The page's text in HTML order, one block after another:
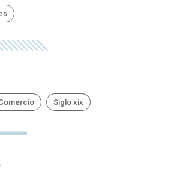
Siglo xix